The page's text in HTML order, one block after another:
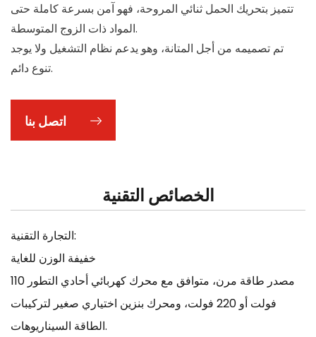
تتميز بتحريك الحمل ثنائي المروحة، فهو آمن بسرعة كاملة حتى
المواد ذات الزوج المتوسطة.
تم تصميمه من أجل المتانة، وهو يدعم نظام التشغيل ولا يوجد
تنوع دائم.
اتصل بنا
الخصائص التقنية
التجارة التقنية:
خفيفة الوزن للغاية
مصدر طاقة مرن، متوافق مع محرك كهربائي أحادي التطور 110
فولت أو 220 فولت، ومحرك بنزين اختياري صغير لتركيبات
الطاقة السيناريوهات.